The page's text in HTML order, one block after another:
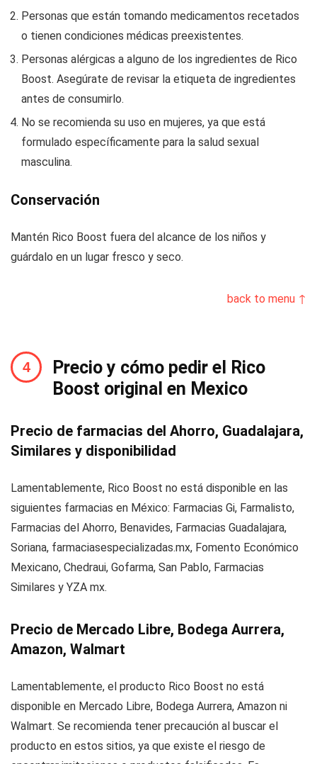
Personas que están tomando medicamentos recetados
o tienen condiciones médicas preexistentes.
Personas alérgicas a alguno de los ingredientes de Rico
Boost. Asegúrate de revisar la etiqueta de ingredientes
antes de consumirlo.
No se recomienda su uso en mujeres, ya que está
formulado específicamente para la salud sexual
masculina.
Conservación
Mantén Rico Boost fuera del alcance de los niños y
guárdalo en un lugar fresco y seco.
back to menu ↑
Precio y cómo pedir el Rico
Boost original en Mexico
Precio de farmacias del Ahorro, Guadalajara,
Similares y disponibilidad
Lamentablemente, Rico Boost no está disponible en las
siguientes farmacias en México: Farmacias Gi, Farmalisto,
Farmacias del Ahorro, Benavides, Farmacias Guadalajara,
Soriana, farmaciasespecializadas.mx, Fomento Económico
Mexicano, Chedraui, Gofarma, San Pablo, Farmacias
Similares y YZA mx.
Precio de Mercado Libre, Bodega Aurrera,
Amazon, Walmart
Lamentablemente, el producto Rico Boost no está
disponible en Mercado Libre, Bodega Aurrera, Amazon ni
Walmart. Se recomienda tener precaución al buscar el
producto en estos sitios, ya que existe el riesgo de